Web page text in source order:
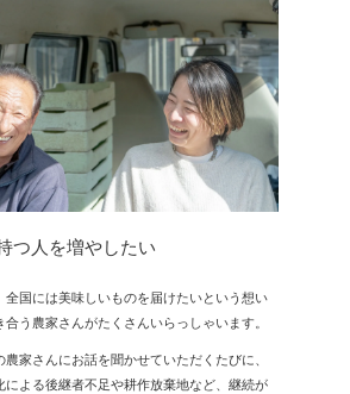
つ人を増やしたい
全国には美味しいものを届けたいという想い
う農家さんがたくさんいらっしゃいます。
農家さんにお話を聞かせていただくたびに、
による後継者不足や耕作放棄地など、継続が